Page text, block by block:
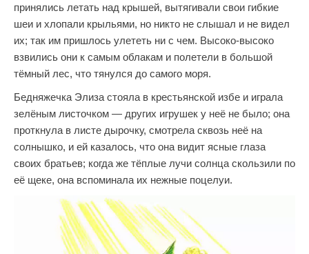
принялись летать над крышей, вытягивали свои гибкие
шеи и хлопали крыльями, но никто не слышал и не видел
их; так им пришлось улететь ни с чем. Высоко-высоко
взвились они к самым облакам и полетели в большой
тёмный лес, что тянулся до самого моря.
Бедняжечка Элиза стояла в крестьянской избе и играла
зелёным листочком — других игрушек у неё не было; она
проткнула в листе дырочку, смотрела сквозь неё на
солнышко, и ей казалось, что она видит ясные глаза
своих братьев; когда же тёплые лучи солнца скользили по
её щеке, она вспоминала их нежные поцелуи.